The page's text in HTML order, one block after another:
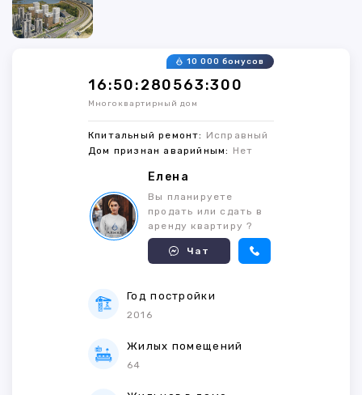
16:50:280563:300
10 000 бонусов
Многоквартирный дом
Кпитальный ремонт: Исправный
Дом признан аварийным: Нет
Елена
Вы планируете
продать или сдать в
аренду квартиру ?
Чат
Год постройки
2016
Жилых помещений
64